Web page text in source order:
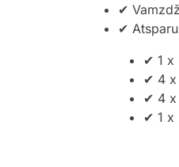
✔
✔
✔ 1 x
✔ 4 x
✔ 4 x
✔ 1 x